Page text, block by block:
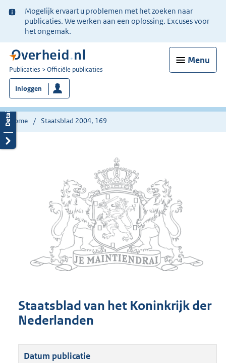
Ter
informatie:
Mogelijk ervaart u problemen met het zoeken naar
publicaties. We werken aan een oplossing. Excuses voor
het ongemak.
Menu
U
bent
nu
hier:
Publicaties Officiële publicaties
Inloggen
Home Staatsblad 2004, 169
Staatsblad van het Koninkrijk der
Nederlanden